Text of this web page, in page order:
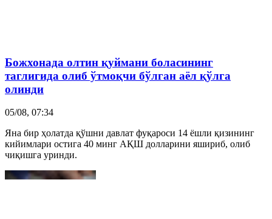
Божхонада олтин қуймани боласининг
таглигида олиб ўтмоқчи бўлган аёл қўлга
олинди
05/08, 07:34
Яна бир ҳолатда қўшни давлат фуқароси 14 ёшли қизининг
кийимлари остига 40 минг АҚШ долларини яшириб, олиб
чиқишга уринди.